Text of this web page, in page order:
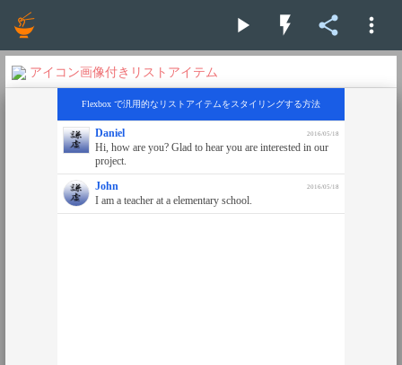
play_arrow flash_on share more_vert
アイコン画像付きリストアイテム